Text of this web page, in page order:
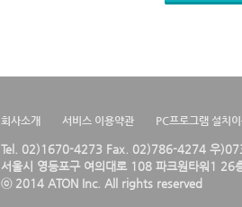
회사소개 서비스 이용약관 PC프로그램 설치
Tel. 02)1670-4273 Fax. 02)786-4274 우
서울시 영등포구 여의대로 108 파크원타워1 26
ⓒ 2014 ATON Inc. All rights reserved